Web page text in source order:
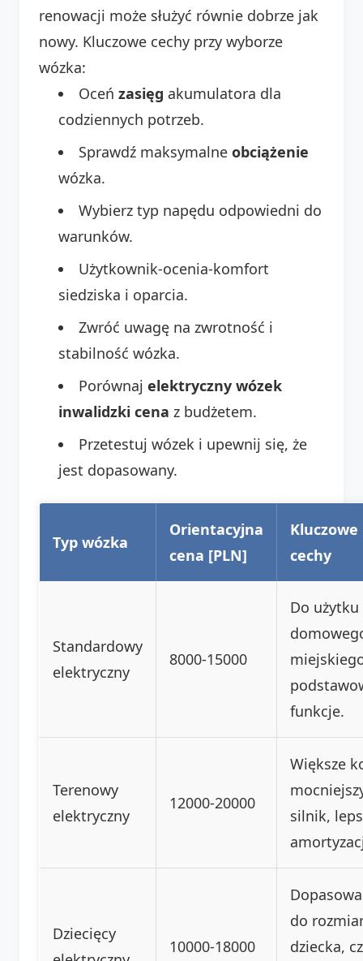
renowacji może służyć równie dobrze jak
nowy. Kluczowe cechy przy wyborze
wózka:
Oceń zasięg akumulatora dla
codziennych potrzeb.
Sprawdź maksymalne obciążenie
wózka.
Wybierz typ napędu odpowiedni do
warunków.
Użytkownik-ocenia-komfort
siedziska i oparcia.
Zwróć uwagę na zwrotność i
stabilność wózka.
Porównaj elektryczny wózek
inwalidzki cena z budżetem.
Przetestuj wózek i upewnij się, że
jest dopasowany.
Typ wózka
Orientacyjna
cena [PLN]
Kluczowe
cechy
Standardowy
elektryczny
8000-15000
Do użytku
funkcje.
Terenowy
elektryczny
12000-20000
Większe
silnik,
Dziecięcy
10000-18000
do
dziecka,